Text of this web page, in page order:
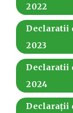
2022
Declaratii
2023
Declaratii
2024
Declarații